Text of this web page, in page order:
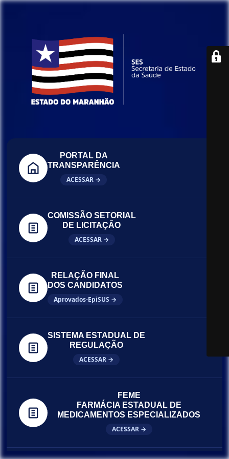
PORTAL DA
TRANSPARÊNCIA
ACESSAR →
COMISSÃO SETORIAL
DE LICITAÇÃO
ACESSAR →
RELAÇÃO FINAL
DOS CANDIDATOS
Aprovados-EpiSUS →
SISTEMA ESTADUAL DE
REGULAÇÃO
ACESSAR →
FEME
FARMÁCIA ESTADUAL DE
MEDICAMENTOS ESPECIALIZADOS
ACESSAR →